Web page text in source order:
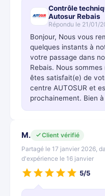
Contrôle
Autosur Rebais
Répondu le 21/01/
Bonjour, Nous vous
quelques instants à
votre passage dans
Rebais. Nous
êtes satisfait(e) de
centre AUTOSUR et
prochainement. Bien
M.
Client vérifié
Partagé le 17 janvier 2026,
d'expérience le 16 janvier
5/5